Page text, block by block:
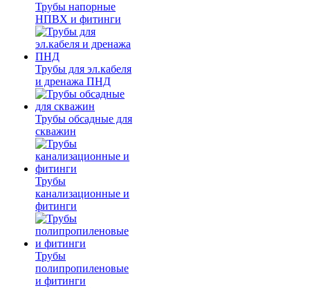
Трубы напорные
НПВХ и фитинги
Трубы для эл.кабеля
и дренажа ПНД
Трубы обсадные для
скважин
Трубы
канализационные и
фитинги
Трубы
полипропиленовые
и фитинги